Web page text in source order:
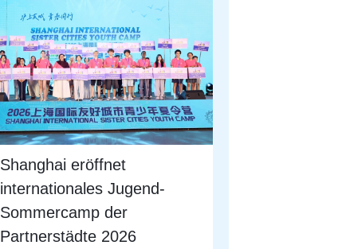
Shanghai eröffnet
internationales Jugend-
Sommercamp der
Partnerstädte 2026